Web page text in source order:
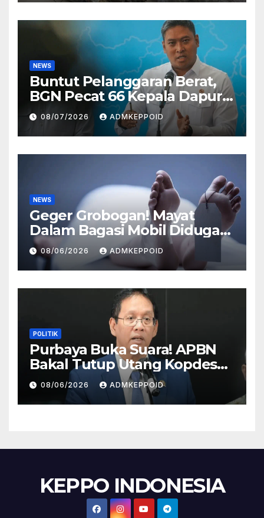
Impor
NEWS
Buntut Pelanggaran Berat,
BGN Pecat 66 Kepala Dapur
MBG dan Ungkap Alasannya
08/07/2026 ADMKEPPOID
NEWS
Geger Grobogan! Mayat
Dalam Bagasi Mobil Diduga
Terkait Hilangnya Bos Konter
HP
08/06/2026 ADMKEPPOID
POLITIK
Purbaya Buka Suara! APBN
Bakal Tutup Utang Kopdes
Rp 240 Triliun, Cicilan Rp 40
Triliun per Tahun
08/06/2026 ADMKEPPOID
KEPPO INDONESIA